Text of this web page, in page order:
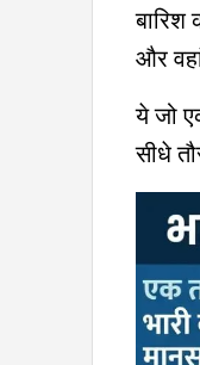
बारिश
और
ये जो
सीधे